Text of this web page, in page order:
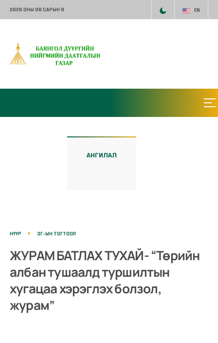
2026 ОНЫ 08 САРЫН 9 EN
АНГИЛАЛ
НҮҮР ЗГ-ЫН ТОГТООЛ
ЖУРАМ БАТЛАХ ТУХАЙ- “Төрийн
албан тушаалд туршилтын
хугацаа хэрэглэх болзол,
журам”